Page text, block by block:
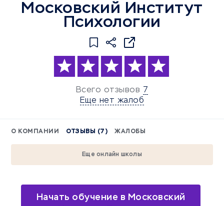
Московский Институт
Психологии
Всего отзывов 7
Еще нет жалоб
О КОМПАНИИ ОТЗЫВЫ (7) ЖАЛОБЫ
Еще онлайн школы
Начать обучение в Московский